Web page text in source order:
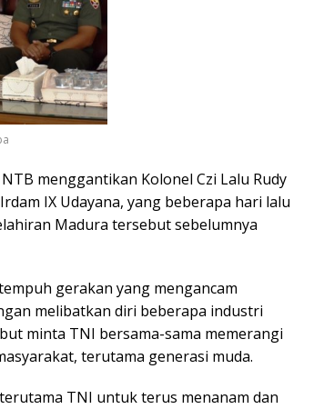
menggantikan Kolonel Czi Lalu Rudy
IX Udayana, yang beberapa hari lalu
Madura tersebut sebelumnya
gerakan yang mengancam
melibatkan diri beberapa industri
minta TNI bersama-sama memerangi
terutama generasi muda.
TNI untuk terus menanam dan